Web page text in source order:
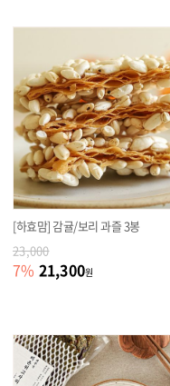
[하효맘] 감귤/보리 과즐 3봉
23,000
7% 21,300원